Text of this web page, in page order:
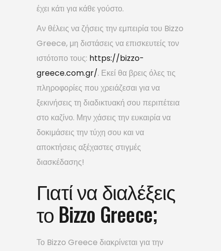
έχει κάτι για κάθε γούστο.
Αν θέλεις να ζήσεις την εμπειρία του Bizzo
Greece, μη διστάσεις να επισκευτείς τον
ιστότοπο τους: https://bizzo-
greece.com.gr/. Εκεί θα βρεις όλες τις
πληροφορίες που χρειάζεσαι για να
ξεκινήσεις τη διαδικτυακή σου περιπέτεια
στο καζίνο. Μην χάσεις την ευκαιρία να
δοκιμάσεις την τύχη σου και να
αποκτήσεις αξέχαστες στιγμές
διασκέδασης!
Γιατί να διαλέξεις
το Bizzo Greece;
Το Bizzo Greece διακρίνεται για την